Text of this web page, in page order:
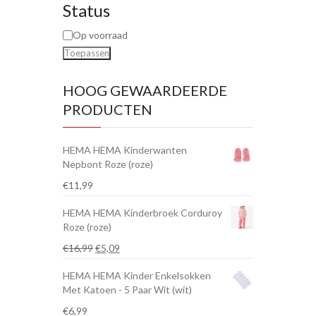
Status
Op voorraad
Toepassen
HOOG GEWAARDEERDE
PRODUCTEN
HEMA HEMA Kinderwanten
Nepbont Roze (roze)
€11,99
HEMA HEMA Kinderbroek Corduroy
Roze (roze)
€16,99Oorspronkelijke
was:
€16,99.
€5,09
is:
€5,09.
HEMA HEMA Kinder Enkelsokken
Met Katoen - 5 Paar Wit (wit)
€6,99